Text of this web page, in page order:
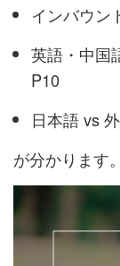
インバウン
英語・中国
P10
日本語 vs
が分かります。